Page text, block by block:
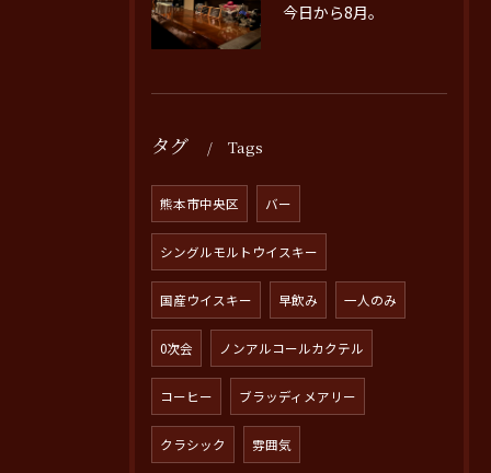
今日から8月。
タグ Tags
熊本市中央区 バー
シングルモルトウイスキー
国産ウイスキー 早飲み 一人のみ
0次会 ノンアルコールカクテル
コーヒー ブラッディメアリー
クラシック 雰囲気